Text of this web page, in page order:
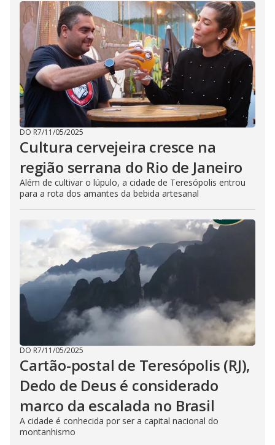
DO R7/11/05/2025
Cultura cervejeira cresce na
região serrana do Rio de Janeiro
Além de cultivar o lúpulo, a cidade de Teresópolis entrou
para a rota dos amantes da bebida artesanal
DO R7/11/05/2025
Cartão-postal de Teresópolis (RJ),
Dedo de Deus é considerado
marco da escalada no Brasil
A cidade é conhecida por ser a capital nacional do
montanhismo